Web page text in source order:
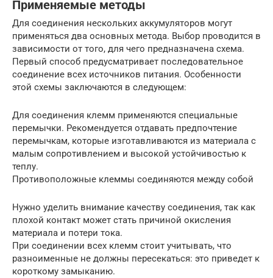
Применяемые методы
Для соединения нескольких аккумуляторов могут
применяться два основных метода. Выбор проводится в
зависимости от того, для чего предназначена схема.
Первый способ предусматривает последовательное
соединение всех источников питания. Особенности
этой схемы заключаются в следующем:
Для соединения клемм применяются специальные
перемычки. Рекомендуется отдавать предпочтение
перемычкам, которые изготавливаются из материала с
малым сопротивлением и высокой устойчивостью к
теплу.
Противоположные клеммы соединяются между собой
Нужно уделить внимание качеству соединения, так как
плохой контакт может стать причиной окисления
материала и потери тока.
При соединении всех клемм стоит учитывать, что
разноименные не должны пересекаться: это приведет к
короткому замыканию.